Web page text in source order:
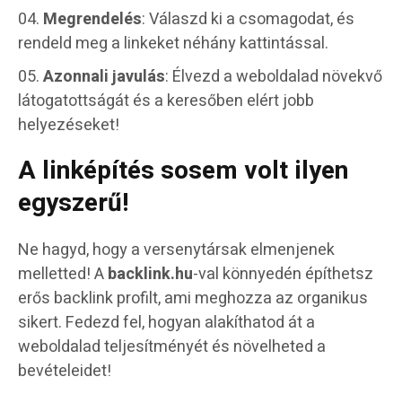
Megrendelés: Válaszd ki a csomagodat, és
rendeld meg a linkeket néhány kattintással.
Azonnali javulás: Élvezd a weboldalad növekvő
látogatottságát és a keresőben elért jobb
helyezéseket!
A linképítés sosem volt ilyen
egyszerű!
Ne hagyd, hogy a versenytársak elmenjenek
melletted! Abacklink.hu-val könnyedén építhetsz
erős backlink profilt, ami meghozza az organikus
sikert. Fedezd fel, hogyan alakíthatod át a
weboldalad teljesítményét és növelheted a
bevételeidet!